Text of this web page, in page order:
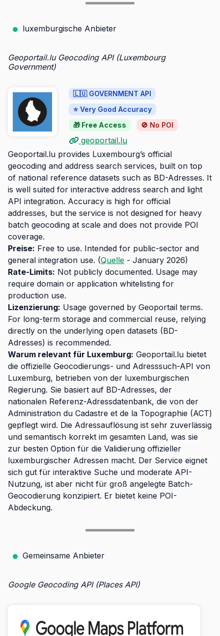
luxemburgische Anbieter
Geoportail.lu Geocoding API (Luxembourg
Government)
🇱🇺 GOVERNMENT API
⭐ Very Good Accuracy
🎁 Free Access
🚫 No POI
geoportail.lu
Geoportail.lu provides Luxembourg’s official
geocoding and address search services, built on top
of national reference datasets such as BD-Adresses. It
is well suited for interactive address search and light
API integration. Accuracy is high for official
addresses, but the service is not designed for heavy
batch geocoding at scale and does not provide POI
coverage.
Preise: Free to use. Intended for public-sector and
general integration use. (Quelle - January 2026)
Rate-Limits: Not publicly documented. Usage may
require domain or application whitelisting for
production use.
Lizenzierung: Usage governed by Geoportail terms.
For long-term storage and commercial reuse, relying
directly on the underlying open datasets (BD-
Adresses) is recommended.
Warum relevant für Luxemburg: Geoportail.lu bietet
die offizielle Geocodierungs- und Adresssuch-API von
Luxemburg, betrieben von der luxemburgischen
Regierung. Sie basiert auf BD-Adresses, der
nationalen Referenz-Adressdatenbank, die von der
Administration du Cadastre et de la Topographie (ACT)
gepflegt wird. Die Adressauflösung ist sehr zuverlässig
und semantisch korrekt im gesamten Land, was sie
zur besten Option für die Validierung offizieller
luxemburgischer Adressen macht. Der Service eignet
sich gut für interaktive Suche und moderate API-
Nutzung, ist aber nicht für groß angelegte Batch-
Geocodierung konzipiert. Er bietet keine POI-
Abdeckung.
Gemeinsame Anbieter
Google Geocoding API (Places API)